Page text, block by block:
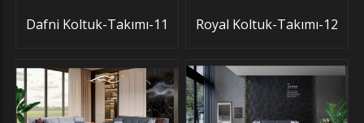
Dafni Koltuk-Takımı-11 Royal Koltuk-Takımı-12